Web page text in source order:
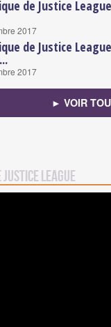
de Justice
2017
de Justice
2017
► VOIR
Justice League